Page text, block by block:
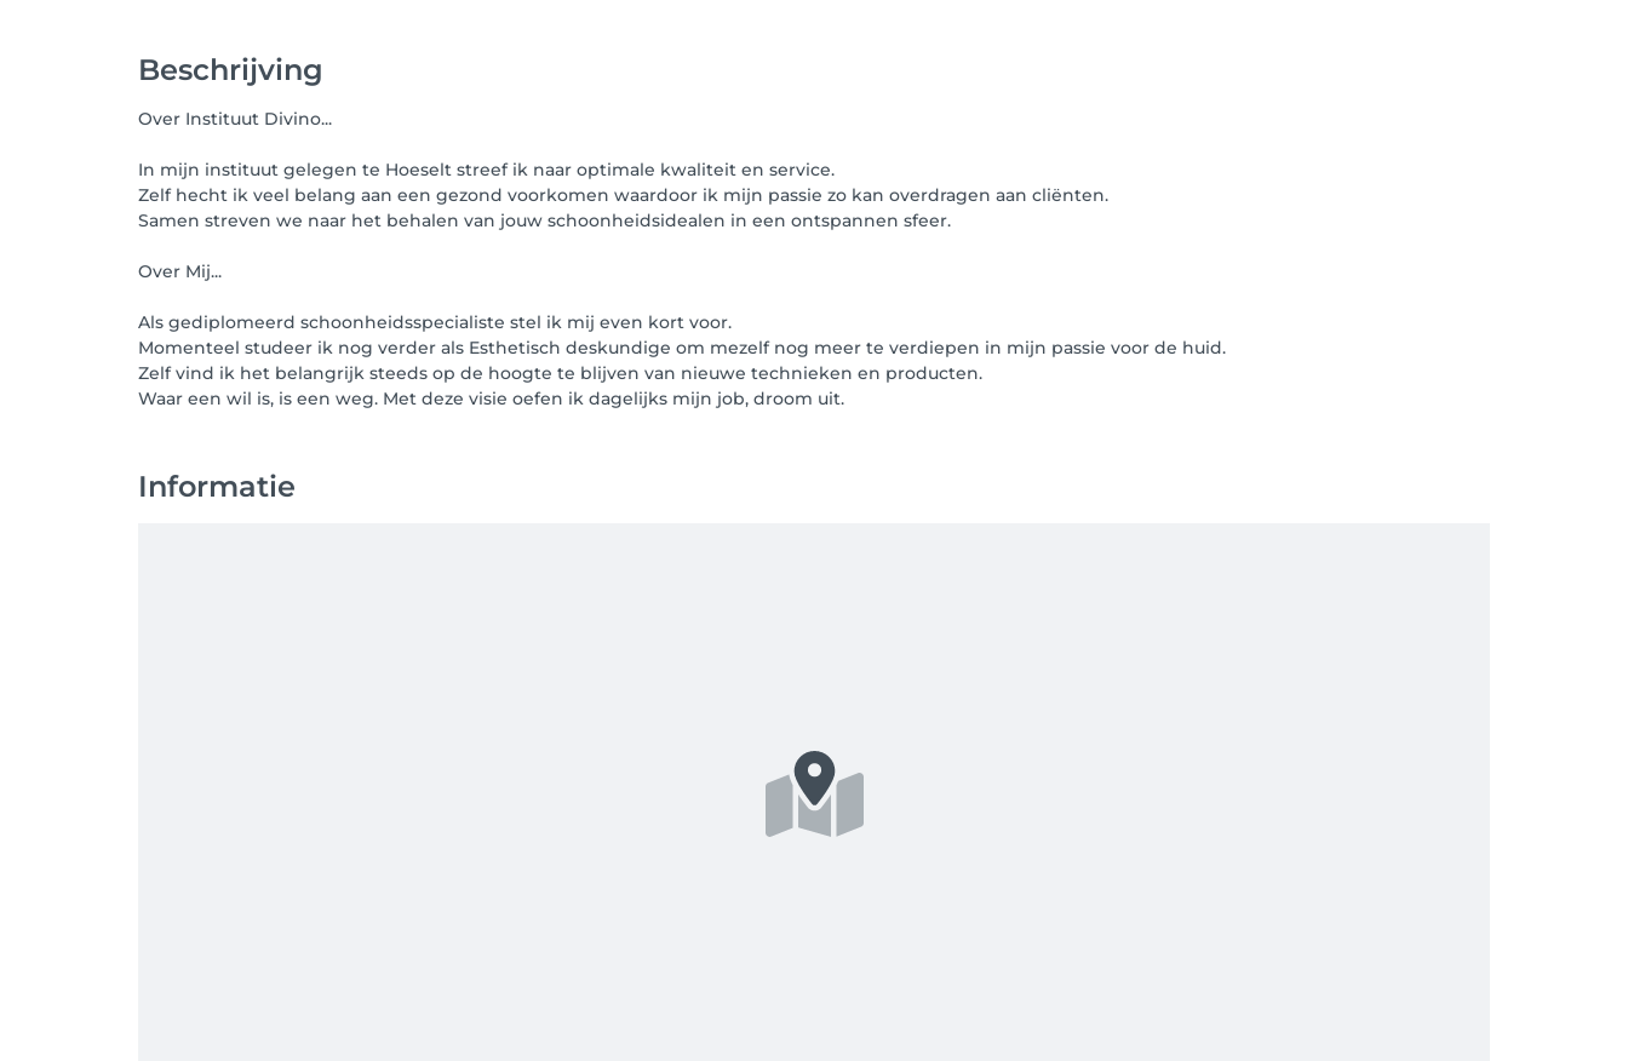
Beschrijving
Over Instituut Divino...
In mijn instituut gelegen te Hoeselt streef ik naar optimale kwaliteit en service.
Zelf hecht ik veel belang aan een gezond voorkomen waardoor ik mijn passie zo kan overdragen aan cliënten.
Samen streven we naar het behalen van jouw schoonheidsidealen in een ontspannen sfeer.
Over Mij...
Als gediplomeerd schoonheidsspecialiste stel ik mij even kort voor.
Momenteel studeer ik nog verder als Esthetisch deskundige om mezelf nog meer te verdiepen in mijn passie voor de huid.
Zelf vind ik het belangrijk steeds op de hoogte te blijven van nieuwe technieken en producten.
Waar een wil is, is een weg. Met deze visie oefen ik dagelijks mijn job, droom uit.
Informatie